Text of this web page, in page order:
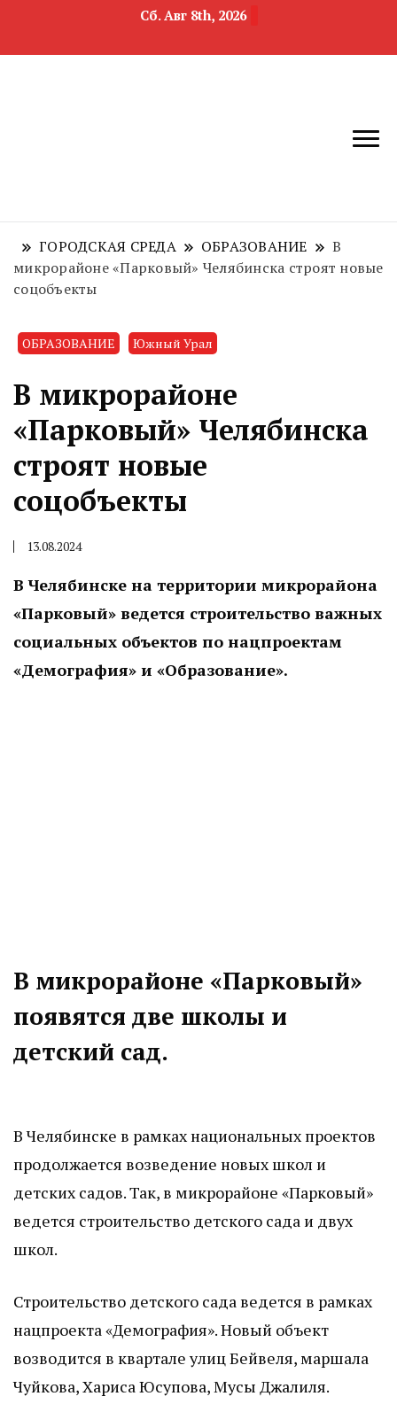
Сб. Авг 8th, 2026
область
недвижимости
ГОРОДСКАЯ СРЕДА ОБРАЗОВАНИЕ
В
микрорайоне «Парковый» Челябинска строят новые
соцобъекты
ОБРАЗОВАНИЕ Южный Урал
В микрорайоне
«Парковый» Челябинска
строят новые
соцобъекты
13.08.2024
В Челябинске на территории микрорайона
«Парковый» ведется строительство важных
социальных объектов по нацпроектам
«Демография» и «Образование».
В микрорайоне «Парковый»
появятся две школы и
детский сад.
В Челябинске в рамках национальных проектов
продолжается возведение новых школ и
детских садов. Так, в микрорайоне «Парковый»
ведется строительство детского сада и двух
школ.
Строительство детского сада ведется в рамках
нацпроекта «Демография». Новый объект
возводится в квартале улиц Бейвеля, маршала
Чуйкова, Хариса Юсупова, Мусы Джалиля.